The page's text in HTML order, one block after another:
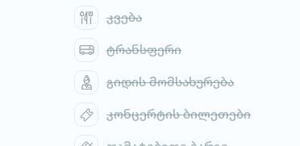
კვება
ტრანსფერი
გიდის მომსახურება
კონცერტის ბილეთები